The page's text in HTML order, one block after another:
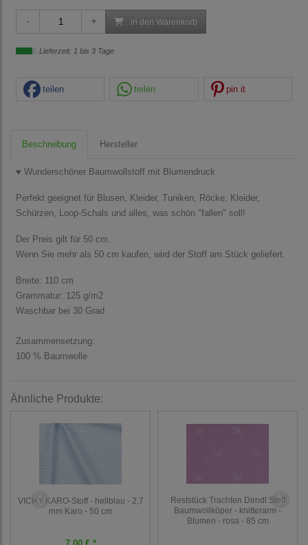
in den Warenkorb
Lieferzeit: 1 bis 3 Tage
teilen teilen pin it
Beschreibung Hersteller
♥ Wunderschöner Baumwollstoff mit Blumendruck
Perfekt geeignet für Blusen, Kleider, Tuniken, Röcke, Kleider,
Schürzen, Loop-Schals und alles, was schön "fallen" soll!
Der Preis gilt für 50 cm.
Wenn Sie mehr als 50 cm kaufen, wird der Stoff am Stück geliefert.
Breite: 110 cm
Grammatur: 125 g/m2
Waschbar bei 30 Grad
Zusammensetzung:
100 % Baumwolle
Ähnliche Produkte:
VICHY KARO-Stoff - hellblau - 2,7
mm Karo - 50 cm
Reststück Trachten Dirndl Stoff
Baumwollköper - knitterarm -
Blumen - rosa - 85 cm